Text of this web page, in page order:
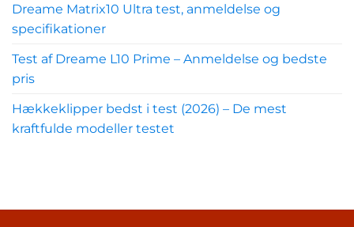
Dreame Matrix10 Ultra test, anmeldelse og
specifikationer
Test af Dreame L10 Prime – Anmeldelse og bedste
pris
Hækkeklipper bedst i test (2026) – De mest
kraftfulde modeller testet